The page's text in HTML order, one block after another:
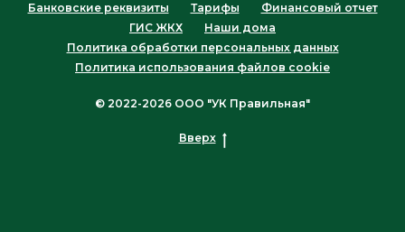
Банковские реквизиты Тарифы
Финансовый отчет
ГИС ЖКХ
Наши дома
Политика обработки персональных данных
Политика использования файлов cookie
© 2022-2026 ООО "УК Правильная"
Вверх